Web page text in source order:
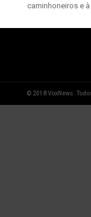
caminhoneiros e
© 2018 VoxNews.